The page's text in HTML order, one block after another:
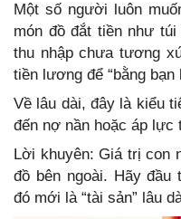
Một số người luôn
món đồ đắt tiền như
thu nhập chưa tương
tiền lương để “bằng bạn
Về lâu dài, đây là kiểu
đến nợ nần hoặc áp lực
Lời khuyên: Giá trị con
đồ bên ngoài. Hãy
đó mới là “tài sản” lâu